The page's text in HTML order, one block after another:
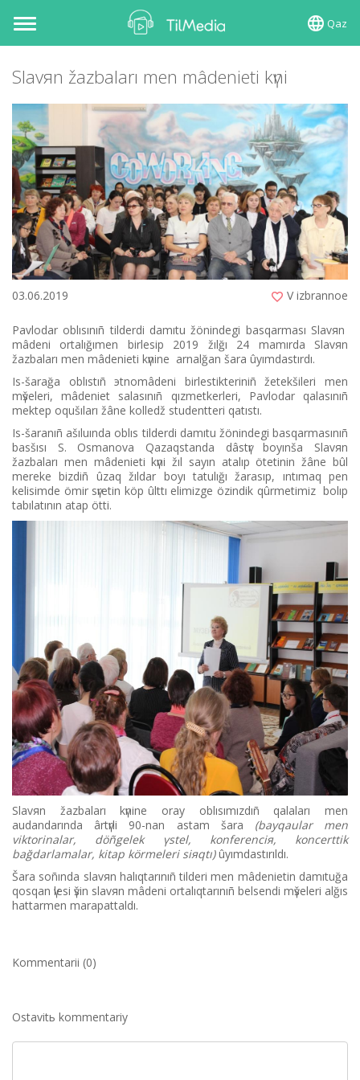
Toggle
navigation
Qaz
Slavяn žazbaları men mâdenietі kүnі
03.06.2019 V izbrannoe
Pavlodar oblısınıñ tіlderdі damıtu žönіndegі basqarması Slavяn
mâdeni ortalığımen bіrlesіp 2019 žılğı 24 mamırda Slavяn
žazbaları men mâdenietі kүnіne arnalğan šara ûyımdastırdı.
Іs-šarağa oblıstıñ эtnomâdeni bіrlestіkterіnіñ žetekšіlerі men
mүšelerі, mâdeniet salasınıñ qızmetkerlerі, Pavlodar qalasınıñ
mektep oqušıları žâne kolledž studentterі qatıstı.
Іs-šaranıñ ašıluında oblıs tіlderdі damıtu žönіndegі basqarmasınıñ
basšısı S. Osmanova Qazaqstanda dâstүr boyınša Slavяn
žazbaları men mâdenietі kүnі žıl sayın atalıp ötetіnіn žâne bûl
mereke bіzdіñ ûzaq žıldar boyı tatulığı žarasıp, ıntımaq pen
kelіsіmde ömіr sүretіn köp ûlttı elіmіzge özіndіk qûrmetіmіz bolıp
tabılatının atap öttі.
Slavяn žazbaları kүnіne oray oblısımızdıñ qalaları men
audandarında ârtүrlі 90-nan astam šara (bayqaular men
viktorinalar, döñgelek үstel, konferenciя, koncerttіk
bağdarlamalar, kіtap körmelerі siяqtı)ûyımdastırıldı.
Šara soñında slavяn halıqtarınıñ tіlderі men mâdenietіn damıtuğa
qosqan үlesі үšіn slavяn mâdeni ortalıqtarınıñ belsendі mүšelerі alğıs
hattarmen marapattaldı.
Kommentarii (0)
Ostavitь kommentariy